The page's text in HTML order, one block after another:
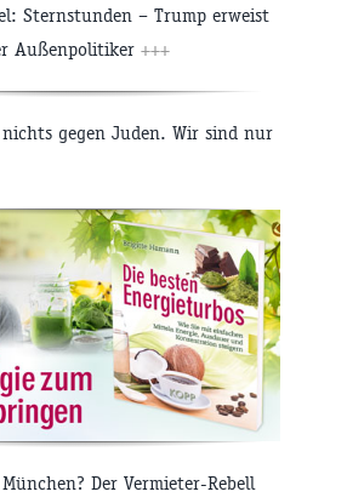
Sternstunden – Trump erweist
Außenpolitiker +++
gegen Juden. Wir sind nur
Der Vermieter-Rebell